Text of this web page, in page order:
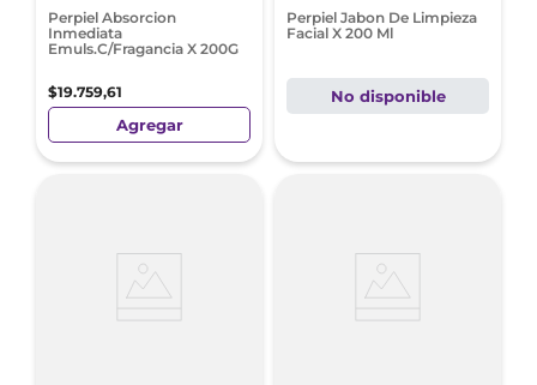
Perpiel Absorcion
Inmediata
Emuls.C/Fragancia X 200G
$19.759,61
Agregar
Perpiel Jabon De Limpieza
Facial X 200 Ml
No disponible